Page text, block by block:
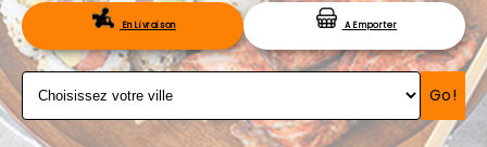
RÉSERVATIONEn Livraison A Emporter
Go!